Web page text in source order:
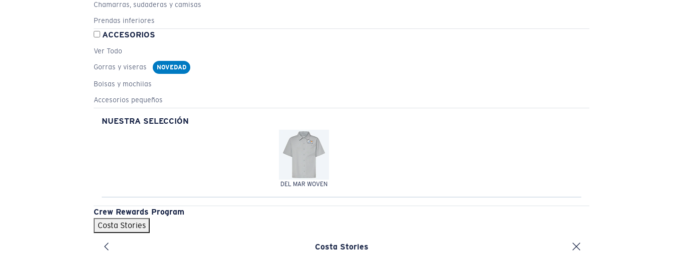
Chamarras, sudaderas y camisas
Prendas inferiores
ACCESORIOS
Ver Todo
Gorras y viseras
NOVEDAD
Bolsas y mochilas
Accesorios pequeños
NUESTRA SELECCIÓN
DEL MAR WOVEN
Crew Rewards Program
Costa Stories
Costa Stories